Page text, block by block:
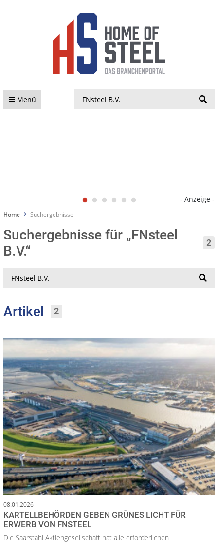
Menü
- Anzeige -
Home Suchergebnisse
Suchergebnisse für „FNsteel
B.V.“
2
Artikel 2
08.01.2026
KARTELLBEHÖRDEN GEBEN GRÜNES LICHT FÜR
ERWERB VON FNSTEEL
Die Saarstahl Aktiengesellschaft hat alle erforderlichen